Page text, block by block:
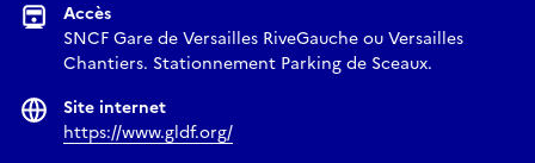
Accès
SNCF Gare de Versailles RiveGauche ou Versailles
Chantiers. Stationnement Parking de Sceaux.
Site internet
https://www.gldf.org/